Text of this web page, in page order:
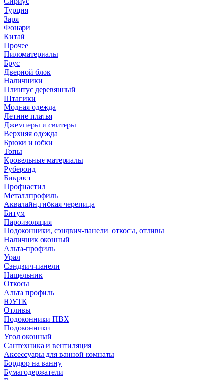
Турция
Заря
Фонари
Китай
Прочее
Пиломатериалы
Брус
Дверной блок
Наличники
Плинтус деревянный
Штапики
Модная одежда
Летние платья
Джемперы и свитеры
Верхняя одежда
Брюки и юбки
Топы
Кровельные материалы
Рубероид
Бикрост
Профнастил
Металлпрофиль
Аквалайн,гибкая черепица
Битум
Пароизоляция
Подоконники, сэндвич-панели, откосы, отливы
Наличник оконный
Альта-профиль
Урал
Сэндвич-панели
Нащельник
Откосы
Альта профиль
ЮУТК
Отливы
Подоконники ПВХ
Подоконники
Угол оконный
Сантехника и вентиляция
Аксессуары для ванной комнаты
Бордюр на ванну
Бумагодержатели